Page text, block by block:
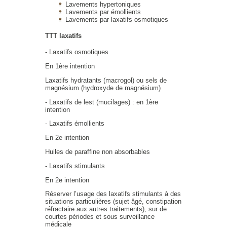
Lavements hypertoniques
Lavements par émollients
Lavements par laxatifs osmotiques
TTT laxatifs
- Laxatifs osmotiques
En 1ère intention
Laxatifs hydratants (macrogol) ou sels de
magnésium (hydroxyde de magnésium)
- Laxatifs de lest (mucilages) : en 1ère
intention
- Laxatifs émollients
En 2e intention
Huiles de paraffine non absorbables
- Laxatifs stimulants
En 2e intention
Réserver l’usage des laxatifs stimulants à des
situations particulières (sujet âgé, constipation
réfractaire aux autres traitements), sur de
courtes périodes et sous surveillance
médicale